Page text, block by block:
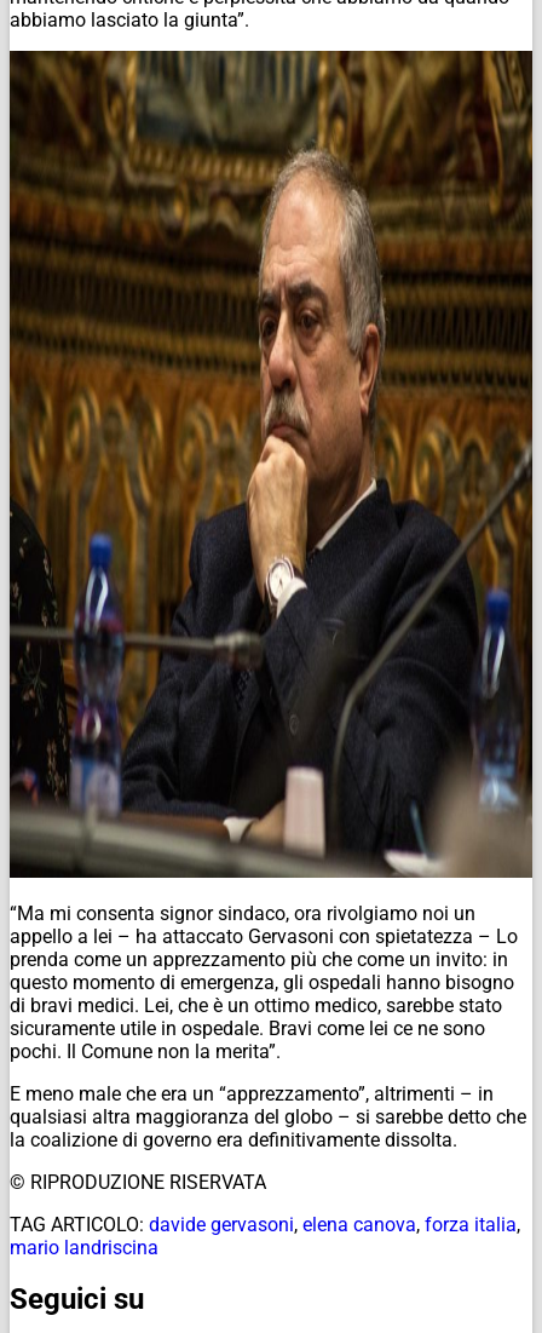
abbiamo lasciato la giunta”.
“Ma mi consenta signor sindaco, ora rivolgiamo noi un
appello a lei – ha attaccato Gervasoni con spietatezza – Lo
prenda come un apprezzamento più che come un invito: in
questo momento di emergenza, gli ospedali hanno bisogno
di bravi medici. Lei, che è un ottimo medico, sarebbe stato
sicuramente utile in ospedale. Bravi come lei ce ne sono
pochi. Il Comune non la merita”.
E meno male che era un “apprezzamento”, altrimenti – in
qualsiasi altra maggioranza del globo – si sarebbe detto che
la coalizione di governo era definitivamente dissolta.
© RIPRODUZIONE RISERVATA
TAG ARTICOLO: davide gervasoni, elena canova, forza italia,
mario landriscina
Seguici su